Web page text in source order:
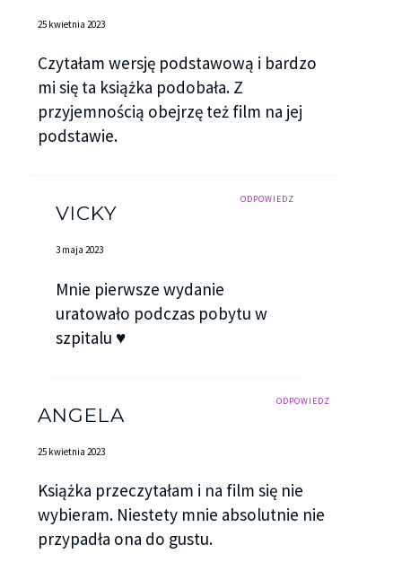
25 kwietnia 2023
Czytałam wersję podstawową i bardzo
mi się ta książka podobała. Z
przyjemnością obejrzę też film na jej
podstawie.
ODPOWIEDZ
VICKY
3 maja 2023
Mnie pierwsze wydanie
uratowało podczas pobytu w
szpitalu ♥
ODPOWIEDZ
ANGELA
25 kwietnia 2023
Książka przeczytałam i na film się nie
wybieram. Niestety mnie absolutnie nie
przypadła ona do gustu.